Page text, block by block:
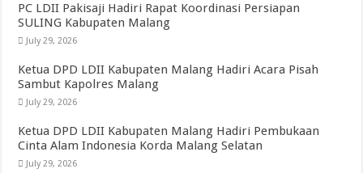
PC LDII Pakisaji Hadiri Rapat Koordinasi Persiapan
SULING Kabupaten Malang
July 29, 2026
Ketua DPD LDII Kabupaten Malang Hadiri Acara Pisah
Sambut Kapolres Malang
July 29, 2026
Ketua DPD LDII Kabupaten Malang Hadiri Pembukaan
Cinta Alam Indonesia Korda Malang Selatan
July 29, 2026